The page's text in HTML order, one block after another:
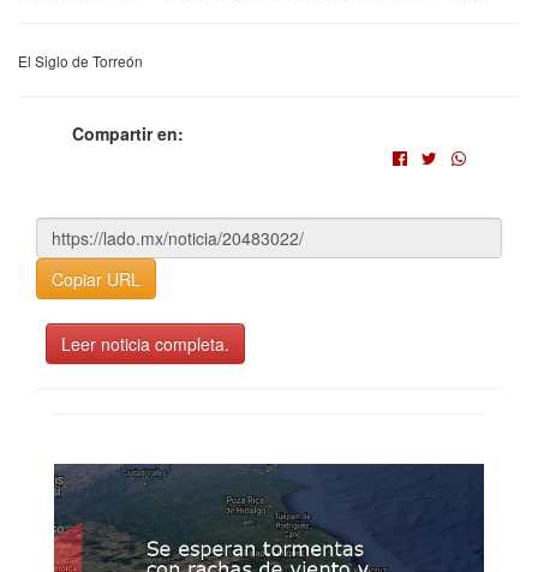
El Siglo de Torreón
Compartir en:
Copiar URL
Leer noticia completa.